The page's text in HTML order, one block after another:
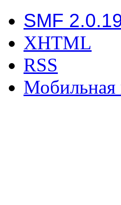
SMF
XHTML
RSS
Мобильная